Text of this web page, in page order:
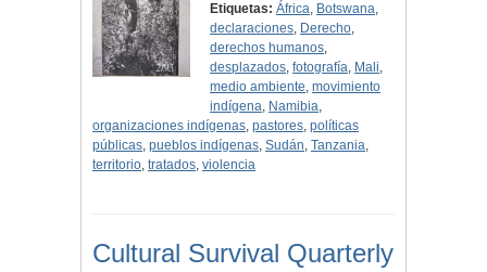
Etiquetas: África, Botswana,
declaraciones, Derecho,
derechos humanos,
desplazados,fotografía, Mali,
medio ambiente,movimiento
indígena, Namibia,
organizaciones indígenas, pastores, políticas
públicas, pueblos indígenas, Sudán, Tanzania,
territorio, tratados, violencia
Cultural Survival Quarterly